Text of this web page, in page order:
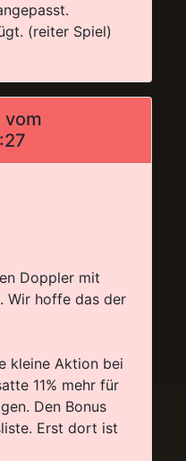
(reiter Spiel)
vom
Doppler mit
Wir hoffe das der
kleine Aktion bei
11% mehr für
Den Bonus
Erst dort ist